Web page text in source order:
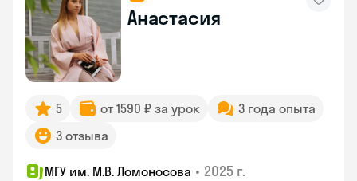
Анастасия
5 от 1590 ₽ за урок
3 года опыта
3 отзыва
МГУ им. М.В. Ломоносова • 2025 г.